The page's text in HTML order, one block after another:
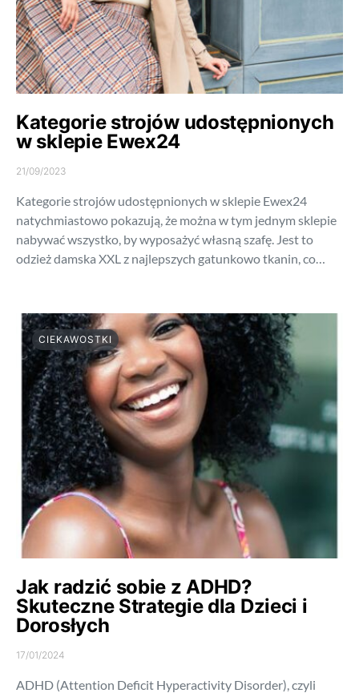
Kategorie strojów udostępnionych
w sklepie Ewex24
21/09/2023
Kategorie strojów udostępnionych w sklepie Ewex24
natychmiastowo pokazują, że można w tym jednym sklepie
nabywać wszystko, by wyposażyć własną szafę. Jest to
odzież damska XXL z najlepszych gatunkowo tkanin, co…
CIEKAWOSTKI
Jak radzić sobie z ADHD?
Skuteczne Strategie dla Dzieci i
Dorosłych
17/01/2024
ADHD (Attention Deficit Hyperactivity Disorder), czyli